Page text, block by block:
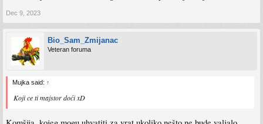
Dec 9, 2023
Bio_Sam_Zmijanac
Veteran foruma
Mujka said: ↑
Koji ce ti majstor doći xD